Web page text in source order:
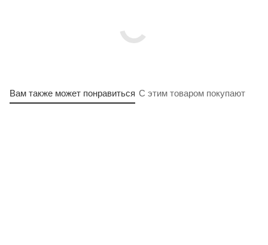
Вам также может понравиться С этим товаром покупают